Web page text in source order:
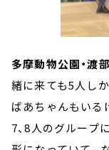
多摩動物公園・渡部
緒に来ても5人し
ばあちゃんもいる
7、8人のグループ